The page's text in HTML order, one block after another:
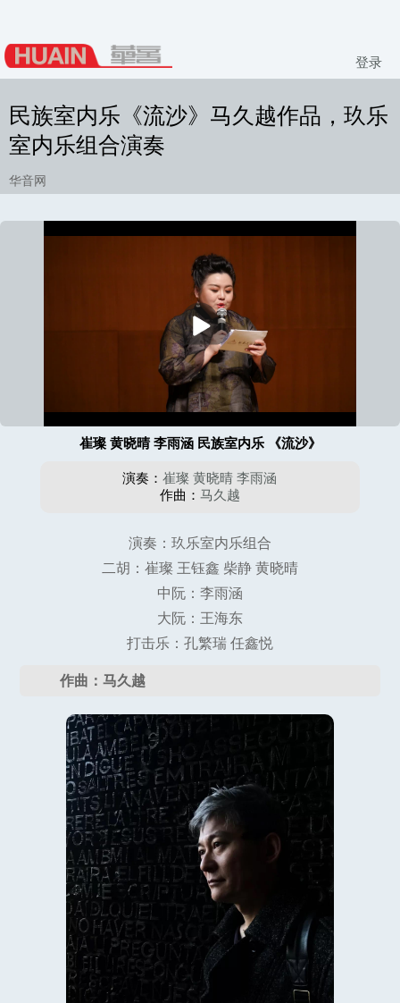
登录
民族室内乐《流沙》马久越作品，玖乐
室内乐组合演奏
华音网
播
放
崔璨 黄晓晴 李雨涵 民族室内乐 《流沙》
演奏：崔璨 黄晓晴 李雨涵
作曲： 马久越
演奏：玖乐室内乐组合
二胡：崔璨 王钰鑫 柴静 黄晓晴
中阮：李雨涵
大阮：王海东
打击乐：孔繁瑞 任鑫悦
作曲：马久越